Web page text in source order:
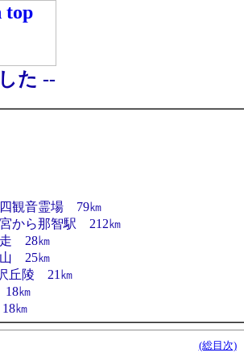
た --
四観音霊場 79㎞
から那智駅 212㎞
28㎞
25㎞
丘陵 21㎞
㎞
㎞
(総目次)